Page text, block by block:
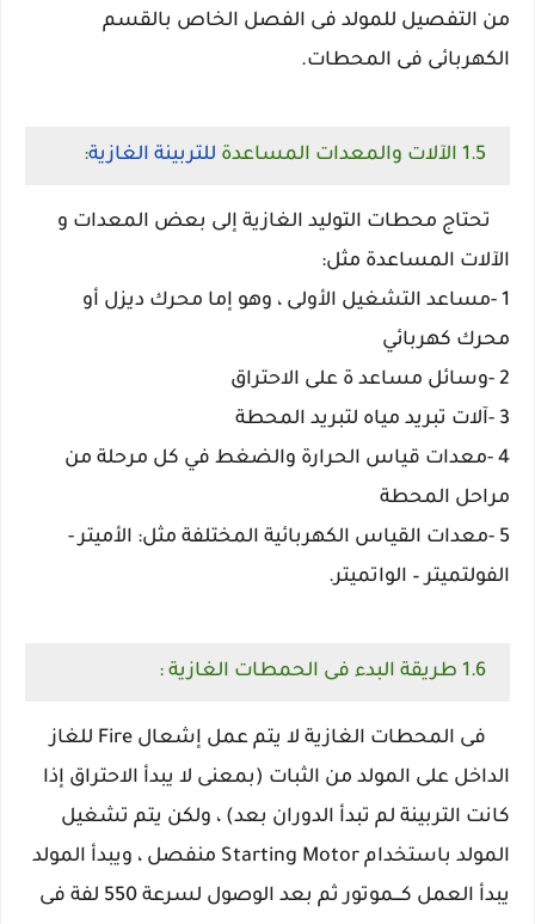
من التفصيل للمولد فى الفصل الخاص بالقسم
الكهربائى فى المحطات.
1.5 الآلات والمعدات المساعدة للتربينة الغازية:
تحتاج محطات التوليد الغازية إلى بعض المعدات و
الآلات المساعدة مثل:
1 -مساعد التشغيل الأولى ، وهو إما محرك ديزل أو
محرك كهربائي
2 -وسائل مساعد ة على الاحتراق
3 -آلات تبريد مياه لتبريد المحطة
4 -معدات قياس الحرارة والضغط في كل مرحلة من
مراحل المحطة
5 -معدات القياس الكهربائية المختلفة مثل: الأميتر -
الفولتميتر – الواتميتر.
1.6 طريقة البدء فى الحمطات الغازية :
فى المحطات الغازية لا يتم عمل إشعال Fire للغاز
الداخل على المولد من الثبات (بمعنى لا يبدأ الاحتراق إذا
كانت التربينة لم تبدأ الدوران بعد) ، ولكن يتم تشغيل
المولد باستخدام Starting Motor منفصل ، ويبدأ المولد
يبدأ العمل كـــموتور ثم بعد الوصول لسرعة 550 لفة فى